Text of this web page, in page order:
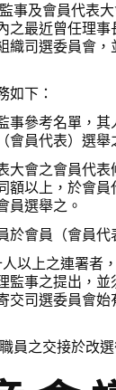
事及會員代表
之最近曾任理
織司選委員會
如下：
事參考名單，
會員代表）選舉
大會之會員代
額以上，於會員
員選舉之。
於會員（會員代
以上之連署者
監事之提出，並
交司選委員會
員之交接於改